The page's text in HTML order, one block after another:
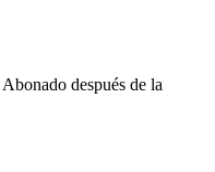
Abonado después de la